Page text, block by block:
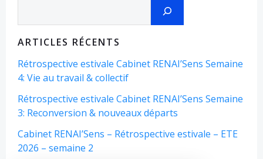
ARTICLES RÉCENTS
Rétrospective estivale Cabinet RENAI’Sens Semaine
4: Vie au travail & collectif
Rétrospective estivale Cabinet RENAI’Sens Semaine
3: Reconversion & nouveaux départs
Cabinet RENAI’Sens – Rétrospective estivale – ETE
2026 – semaine 2